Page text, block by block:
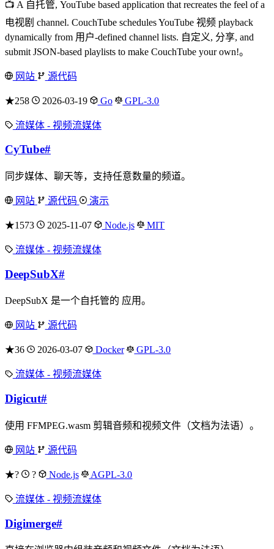
📺 A 自托管, YouTube based application that recreates the feel of a
电视剧 channel. CouchTube schedules YouTube 视频 playback
dynamically from 用户-defined channel lists. 自定义, 分享, and
submit JSON-based playlists to make CouchTube your own!。
网站 源代码
★258 2026-03-19 Go GPL-3.0
流媒体 - 视频流媒体
CyTube#
同步媒体、聊天等，支持任意数量的频道。
网站 源代码 演示
★1573 2025-11-07 Node.js MIT
流媒体 - 视频流媒体
DeepSubX#
DeepSubX 是一个自托管的 应用。
网站 源代码
★36 2026-03-07 Docker GPL-3.0
流媒体 - 视频流媒体
Digicut#
使用 FFMPEG.wasm 剪辑音频和视频文件（文档为法语）。
网站 源代码
★? ? Node.js AGPL-3.0
流媒体 - 视频流媒体
Digimerge#